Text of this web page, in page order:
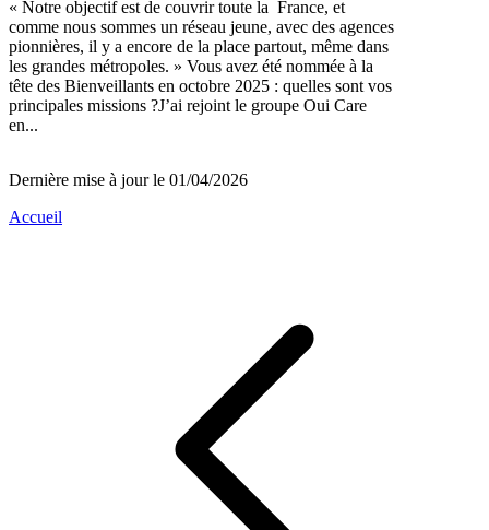
« Notre objectif est de couvrir toute la France, et
comme nous sommes un réseau jeune, avec des agences
pionnières, il y a encore de la place partout, même dans
les grandes métropoles. » Vous avez été nommée à la
tête des Bienveillants en octobre 2025 : quelles sont vos
principales missions ?J’ai rejoint le groupe Oui Care
en...
Dernière mise à jour le 01/04/2026
Accueil